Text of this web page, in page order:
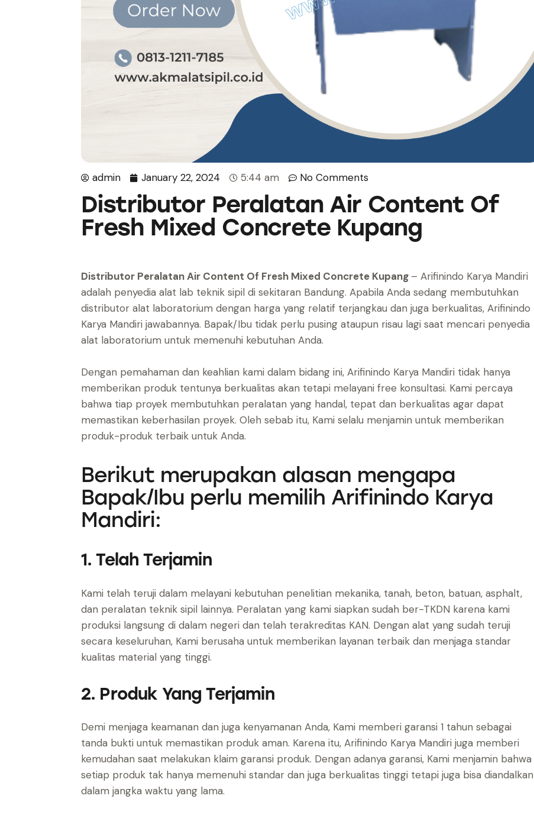
admin January 22, 2024 5:44 am No Comments
Distributor Peralatan Air Content Of
Fresh Mixed Concrete Kupang
Distributor Peralatan Air Content Of Fresh Mixed Concrete Kupang – Arifinindo Karya Mandiri
adalah penyedia alat lab teknik sipil di sekitaran Bandung. Apabila Anda sedang membutuhkan
distributor alat laboratorium dengan harga yang relatif terjangkau dan juga berkualitas, Arifinindo
Karya Mandiri jawabannya. Bapak/Ibu tidak perlu pusing ataupun risau lagi saat mencari penyedia
alat laboratorium untuk memenuhi kebutuhan Anda.
Dengan pemahaman dan keahlian kami dalam bidang ini, Arifinindo Karya Mandiri tidak hanya
memberikan produk tentunya berkualitas akan tetapi melayani free konsultasi. Kami percaya
bahwa tiap proyek membutuhkan peralatan yang handal, tepat dan berkualitas agar dapat
memastikan keberhasilan proyek. Oleh sebab itu, Kami selalu menjamin untuk memberikan
produk-produk terbaik untuk Anda.
Berikut merupakan alasan mengapa
Bapak/Ibu perlu memilih Arifinindo Karya
Mandiri:
1. Telah Terjamin
Kami telah teruji dalam melayani kebutuhan penelitian mekanika, tanah, beton, batuan, asphalt,
dan peralatan teknik sipil lainnya. Peralatan yang kami siapkan sudah ber-TKDN karena kami
produksi langsung di dalam negeri dan telah terakreditas KAN. Dengan alat yang sudah teruji
secara keseluruhan, Kami berusaha untuk memberikan layanan terbaik dan menjaga standar
kualitas material yang tinggi.
2. Produk Yang Terjamin
Demi menjaga keamanan dan juga kenyamanan Anda, Kami memberi garansi 1 tahun sebagai
tanda bukti untuk memastikan produk aman. Karena itu, Arifinindo Karya Mandiri juga memberi
kemudahan saat melakukan klaim garansi produk. Dengan adanya garansi, Kami menjamin bahwa
setiap produk tak hanya memenuhi standar dan juga berkualitas tinggi tetapi juga bisa diandalkan
dalam jangka waktu yang lama.